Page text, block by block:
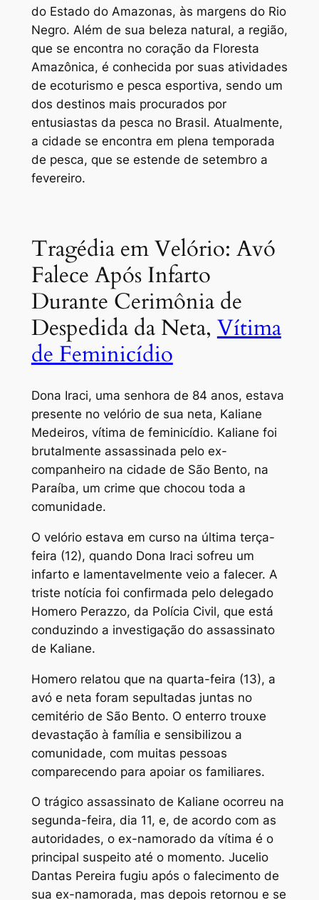
do Estado do Amazonas, às margens do Rio
Negro. Além de sua beleza natural, a região,
que se encontra no coração da Floresta
Amazônica, é conhecida por suas atividades
de ecoturismo e pesca esportiva, sendo um
dos destinos mais procurados por
entusiastas da pesca no Brasil. Atualmente,
a cidade se encontra em plena temporada
de pesca, que se estende de setembro a
fevereiro.
Tragédia em Velório: Avó
Falece Após Infarto
Durante Cerimônia de
Despedida da Neta, Vítima
de Feminicídio
Dona Iraci, uma senhora de 84 anos, estava
presente no velório de sua neta, Kaliane
Medeiros, vítima de feminicídio. Kaliane foi
brutalmente assassinada pelo ex-
companheiro na cidade de São Bento, na
Paraíba, um crime que chocou toda a
comunidade.
O velório estava em curso na última terça-
feira (12), quando Dona Iraci sofreu um
infarto e lamentavelmente veio a falecer. A
triste notícia foi confirmada pelo delegado
Homero Perazzo, da Polícia Civil, que está
conduzindo a investigação do assassinato
de Kaliane.
Homero relatou que na quarta-feira (13), a
avó e neta foram sepultadas juntas no
cemitério de São Bento. O enterro trouxe
devastação à família e sensibilizou a
comunidade, com muitas pessoas
comparecendo para apoiar os familiares.
O trágico assassinato de Kaliane ocorreu na
segunda-feira, dia 11, e, de acordo com as
autoridades, o ex-namorado da vítima é o
principal suspeito até o momento. Jucelio
Dantas Pereira fugiu após o falecimento de
sua ex-namorada, mas depois retornou e se